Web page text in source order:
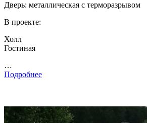
Дверь: металлическая с терморазрывом
В проекте:
Холл
Гостиная
…
Подробнее